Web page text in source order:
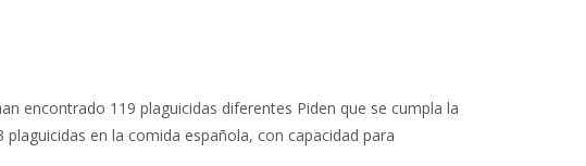
encontrado 119 plaguicidas diferentes Piden que se cumpla la
en la comida española, con capacidad para